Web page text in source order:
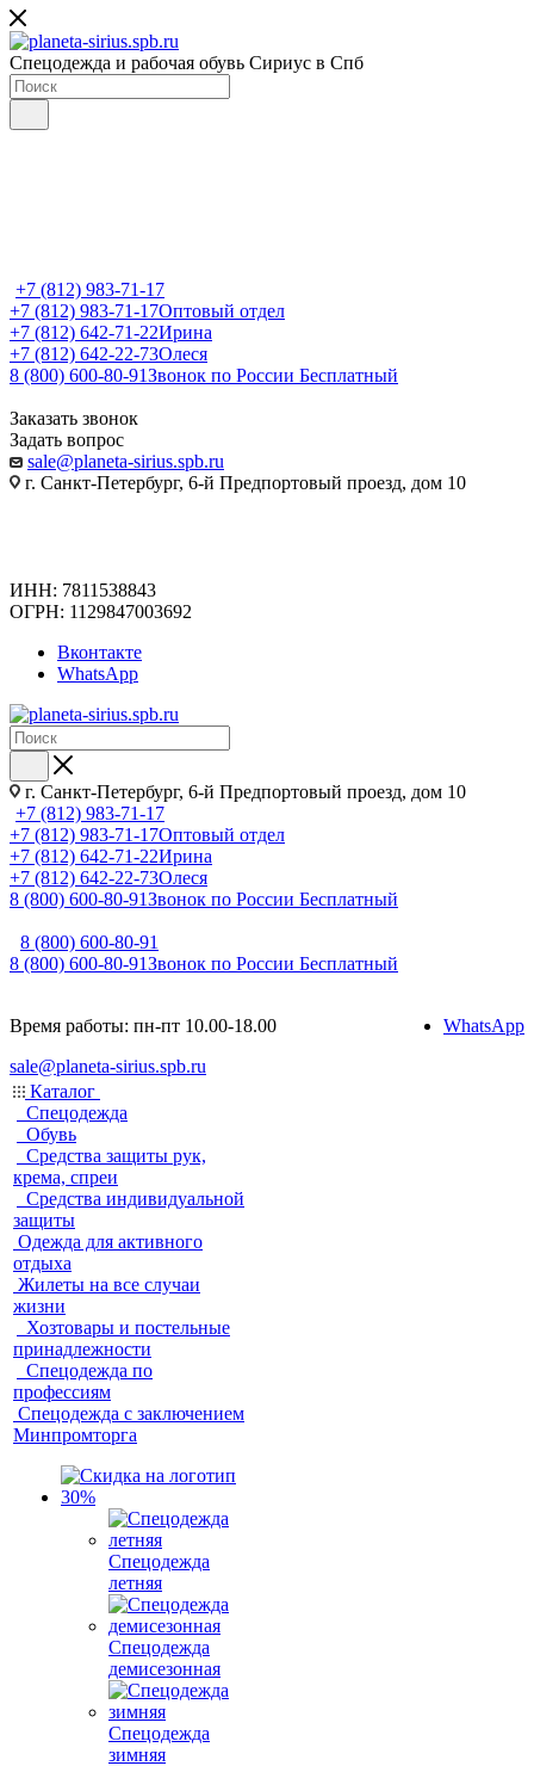
Спецодежда и рабочая обувь Сириус в Спб
+7 (812) 983-71-17
+7 (812) 983-71-17Оптовый отдел
+7 (812) 642-71-22Ирина
+7 (812) 642-22-73Олеся
8 (800) 600-80-91Звонок по России Бесплатный
Заказать звонок
Задать вопрос
sale@planeta-sirius.spb.ru
г. Санкт-Петербург, 6-й Предпортовый проезд, дом 10
ИНН: 7811538843
ОГРН: 1129847003692
Вконтакте
WhatsApp
г. Санкт-Петербург, 6-й Предпортовый проезд, дом 10
+7 (812) 983-71-17
+7 (812) 983-71-17Оптовый отдел
+7 (812) 642-71-22Ирина
+7 (812) 642-22-73Олеся
8 (800) 600-80-91Звонок по России Бесплатный
8 (800) 600-80-91
8 (800) 600-80-91Звонок по России Бесплатный
Время работы: пн-пт 10.00-18.00
sale@planeta-sirius.spb.ru
WhatsApp
Каталог
Спецодежда
Обувь
Средства защиты рук,
крема, спреи
Средства индивидуальной
защиты
Одежда для активного
отдыха
Жилеты на все случаи
жизни
Хозтовары и постельные
принадлежности
Спецодежда по
профессиям
Спецодежда с заключением
Минпромторга
Спецодежда
летняя
Спецодежда
демисезонная
Спецодежда
зимняя